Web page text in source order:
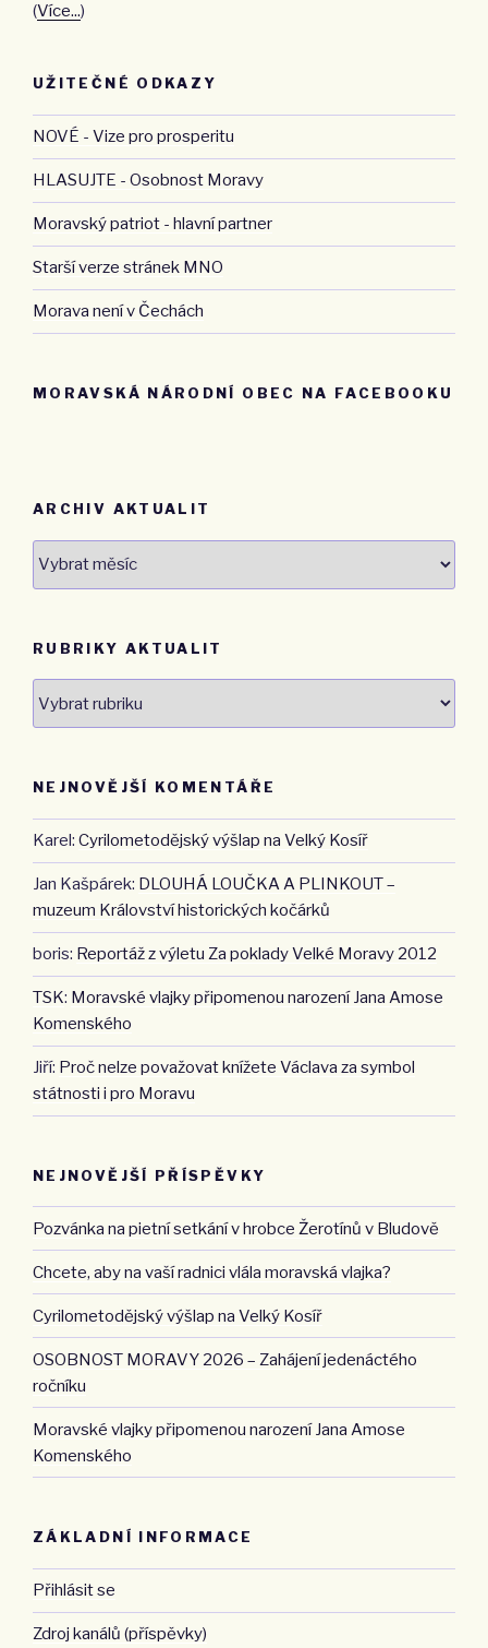
(Více...)
UŽITEČNÉ ODKAZY
NOVÉ - Vize pro prosperitu
HLASUJTE - Osobnost Moravy
Moravský patriot - hlavní partner
Starší verze stránek MNO
Morava není v Čechách
MORAVSKÁ NÁRODNÍ OBEC NA FACEBOOKU
ARCHIV AKTUALIT
RUBRIKY AKTUALIT
aktualit
NEJNOVĚJŠÍ KOMENTÁŘE
Karel: Cyrilometodějský výšlap na Velký Kosíř
Jan Kašpárek: DLOUHÁ LOUČKA A PLINKOUT –
muzeum Království historických kočárků
boris: Reportáž z výletu Za poklady Velké Moravy 2012
TSK: Moravské vlajky připomenou narození Jana Amose
Komenského
Jiří: Proč nelze považovat knížete Václava za symbol
státnosti i pro Moravu
NEJNOVĚJŠÍ PŘÍSPĚVKY
Pozvánka na pietní setkání v hrobce Žerotínů v Bludově
Chcete, aby na vaší radnici vlála moravská vlajka?
Cyrilometodějský výšlap na Velký Kosíř
OSOBNOST MORAVY 2026 – Zahájení jedenáctého
ročníku
Moravské vlajky připomenou narození Jana Amose
Komenského
ZÁKLADNÍ INFORMACE
Přihlásit se
Zdroj kanálů (příspěvky)